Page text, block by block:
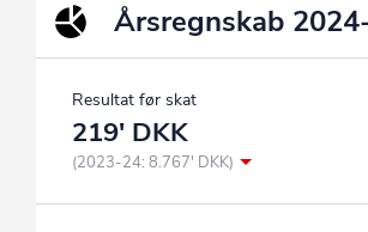
Årsregnskab
Resultat før skat
219' DKK
(2023-24: 8.767' DKK)